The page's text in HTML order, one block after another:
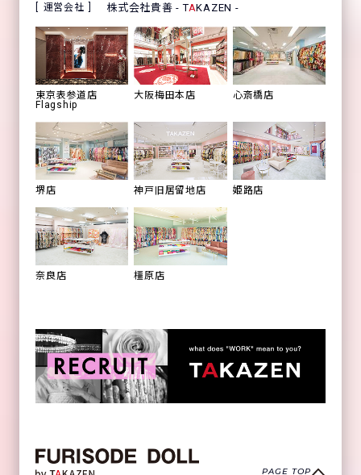
運営会社 株式会社貴善 - TAKAZEN -
東京表参道店
Flagship
大阪梅田本店 心斎橋店
堺店 神戸旧居留地店 姫路店
奈良店 橿原店
PAGE TOP